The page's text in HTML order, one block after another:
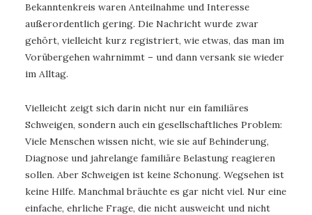
Bekanntenkreis waren Anteilnahme und Interesse
außerordentlich gering. Die Nachricht wurde zwar
gehört, vielleicht kurz registriert, wie etwas, das man im
Vorübergehen wahrnimmt – und dann versank sie wieder
im Alltag.
Vielleicht zeigt sich darin nicht nur ein familiäres
Schweigen, sondern auch ein gesellschaftliches Problem:
Viele Menschen wissen nicht, wie sie auf Behinderung,
Diagnose und jahrelange familiäre Belastung reagieren
sollen. Aber Schweigen ist keine Schonung. Wegsehen ist
keine Hilfe. Manchmal bräuchte es gar nicht viel. Nur eine
einfache, ehrliche Frage, die nicht ausweicht und nicht